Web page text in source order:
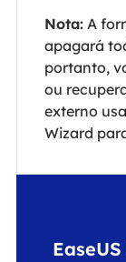
Nota:A
apagará
portanto,
ou
externo
Wizard